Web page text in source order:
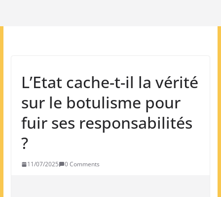
L’Etat cache-t-il la vérité
sur le botulisme pour
fuir ses responsabilités
?
11/07/2025 0 Comments